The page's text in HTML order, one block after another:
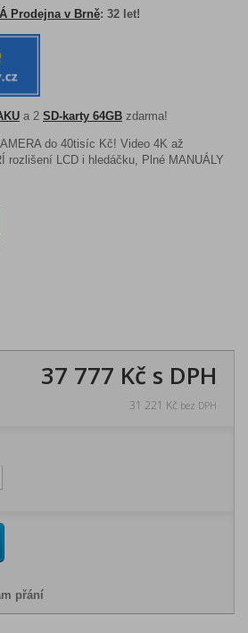
Prodejna v Brně: 32 let!
a 2 SD-karty 64GB zdarma!
do 40tisíc Kč! Video 4K až
rozlišení LCD i hledáčku, Plné MANUÁLY
37 777 Kč s DPH
31 221 Kč bez DPH
přání